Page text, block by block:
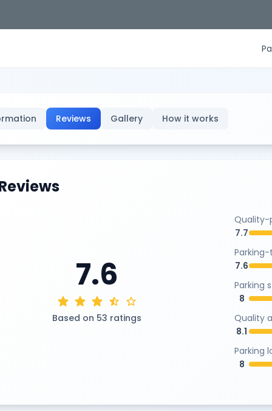
Reviews Gallery How it works
7.6
star star star star_half star
Based on 53 ratings
Quality-
7.7
7.6
Parking
8
Quality
8.1
Parking
8